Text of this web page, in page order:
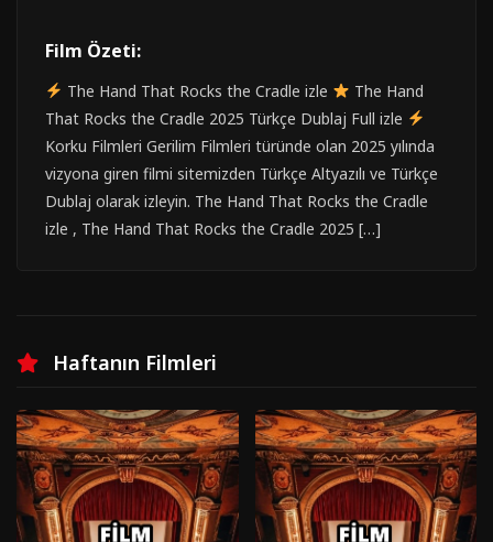
Film Özeti:
The Hand That Rocks the Cradle izle
The Hand
That Rocks the Cradle 2025 Türkçe Dublaj Full izle
Korku Filmleri Gerilim Filmleri türünde olan 2025 yılında
vizyona giren filmi sitemizden Türkçe Altyazılı ve Türkçe
Dublaj olarak izleyin. The Hand That Rocks the Cradle
izle , The Hand That Rocks the Cradle 2025 […]
Haftanın Filmleri